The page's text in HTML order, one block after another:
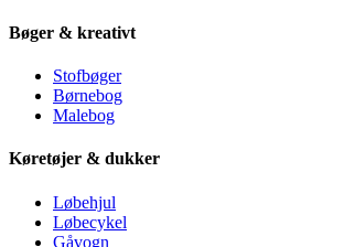
Bøger & kreativt
Stofbøger
Børnebog
Malebog
Køretøjer & dukker
Løbehjul
Løbecykel
Gåvogn